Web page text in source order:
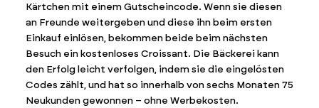
Kärtchen mit einem Gutscheincode. Wenn sie diesen
an Freunde weitergeben und diese ihn beim ersten
Einkauf einlösen, bekommen beide beim nächsten
Besuch ein kostenloses Croissant. Die Bäckerei kann
den Erfolg leicht verfolgen, indem sie die eingelösten
Codes zählt, und hat so innerhalb von sechs Monaten 75
Neukunden gewonnen – ohne Werbekosten.